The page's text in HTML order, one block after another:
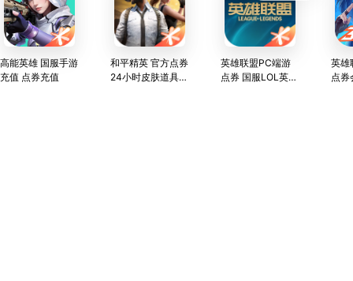
高能英雄 国服手游
充值 点券充值
和平精英 官方点券
24小时皮肤道具秒
英雄联盟PC端游
点券 国服LOL英雄
英雄
点券